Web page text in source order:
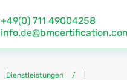
+49(0) 711 49004258
Dienstleistungen